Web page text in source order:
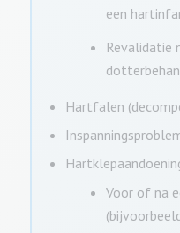
een
Revalidatie
Hartfalen
Voor of na